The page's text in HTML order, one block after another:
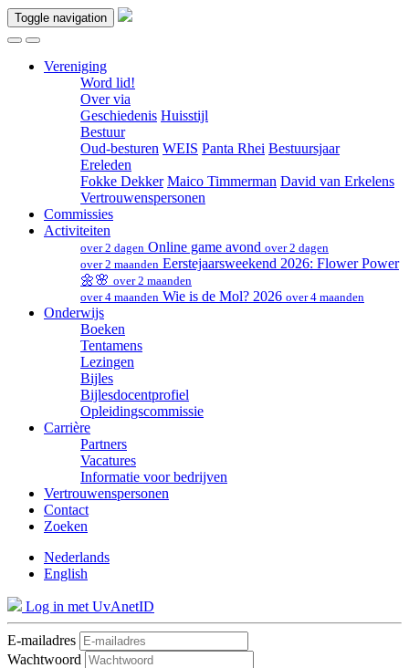
Toggle navigation
Vereniging
Word lid!
Over via
Geschiedenis Huisstijl
Bestuur
Oud-besturen WEIS Panta Rhei Bestuursjaar
Ereleden
Fokke Dekker Maico Timmerman David van Erkelens
Vertrouwenspersonen
Commissies
Activiteiten
over 2 dagen Online game avond over 2 dagen
over 2 maanden Eerstejaarsweekend 2026: Flower Power
🌼🌸 over 2 maanden
over 4 maanden Wie is de Mol? 2026 over 4 maanden
Onderwijs
Boeken
Tentamens
Lezingen
Bijles
Bijlesdocentprofiel
Opleidingscommissie
Carrière
Partners
Vacatures
Informatie voor bedrijven
Vertrouwenspersonen
Contact
Zoeken
Nederlands
English
Log in met UvAnetID
E-mailadres
Wachtwoord